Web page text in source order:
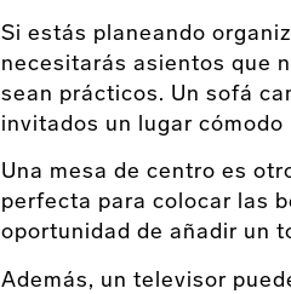
Si estás planeando
necesitarás asientos que
sean prácticos. Un sofá
invitados un lugar
Una mesa de centro es
perfecta para colocar las
oportunidad de añadir un
Además, un televisor